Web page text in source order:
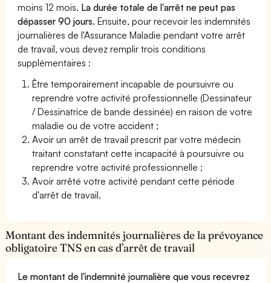
moins 12 mois. La durée totale de l'arrêt ne peut pas
dépasser 90 jours. Ensuite, pour recevoir les indemnités
journalières de l'Assurance Maladie pendant votre arrêt
de travail, vous devez remplir trois conditions
supplémentaires :
Être temporairement incapable de poursuivre ou
reprendre votre activité professionnelle (Dessinateur
/ Dessinatrice de bande dessinée) en raison de votre
maladie ou de votre accident ;
Avoir un arrêt de travail prescrit par votre médecin
traitant constatant cette incapacité à poursuivre ou
reprendre votre activité professionnelle ;
Avoir arrêté votre activité pendant cette période
d'arrêt de travail.
Montant des indemnités journalières de la prévoyance
obligatoire TNS en cas d’arrêt de travail
Le montant de l'indemnité journalière que vous recevrez